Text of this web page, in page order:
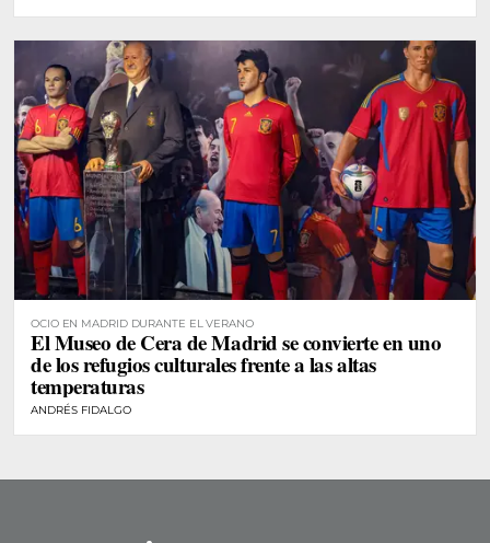
OCIO EN MADRID DURANTE EL VERANO
El Museo de Cera de Madrid se convierte en uno
de los refugios culturales frente a las altas
temperaturas
ANDRÉS FIDALGO